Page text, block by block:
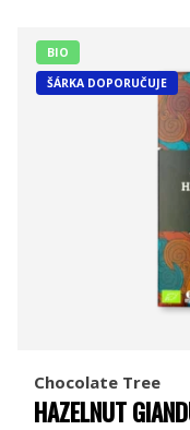
BIO
ŠÁRKA DOPORUČUJE
Chocolate Tree
HAZELNUT